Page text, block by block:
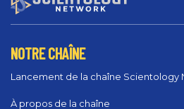
NOTRE CHAÎNE
Lancement de la chaîne Scientology
À propos de la chaîne